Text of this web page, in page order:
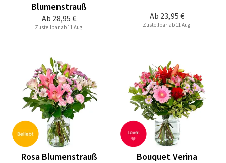
Ab 28,95 €
Blumenstrauß
Zustellbar ab 11 Aug.
Ab 23,95 €
Zustellbar ab 11 Aug.
Rosa Blumenstrauß
Bouquet Verina